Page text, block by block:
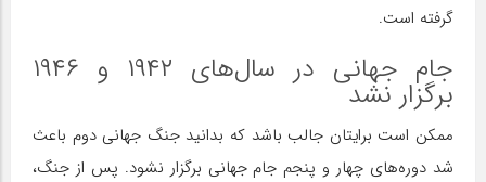
گرفته است.
جام جهانی در سال‌های ۱۹۴۲ و ۱۹۴۶
برگزار نشد
ممکن است برایتان جالب باشد که بدانید جنگ جهانی دوم باعث
شد دوره‌های چهار و پنجم جام جهانی برگزار نشود. پس از جنگ،